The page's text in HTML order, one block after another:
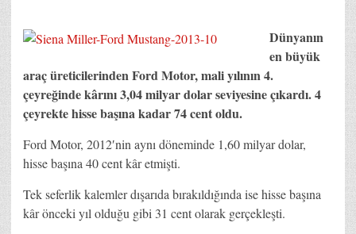
Dünyanın
en büyük
araç üreticilerinden Ford Motor, mali yılının 4.
çeyreğinde kârını 3,04 milyar dolar seviyesine çıkardı. 4
çeyrekte hisse başına kadar 74 cent oldu.
Ford Motor, 2012′nin aynı döneminde 1,60 milyar dolar,
hisse başına 40 cent kâr etmişti.
Tek seferlik kalemler dışarıda bırakıldığında ise hisse başına
kâr önceki yıl olduğu gibi 31 cent olarak gerçekleşti.